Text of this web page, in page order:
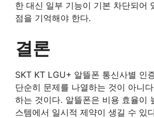
한 대신 일부 기능이 기본 차단되어
점을 기억해야 한다.
결론
SKT KT LGU+ 알뜰폰 통신사별 인
단순히 문제를 나열하는 것이 아니
하는 것이다. 알뜰폰은 비용 효율이
스템에서 일시적 제약이 생길 수 있